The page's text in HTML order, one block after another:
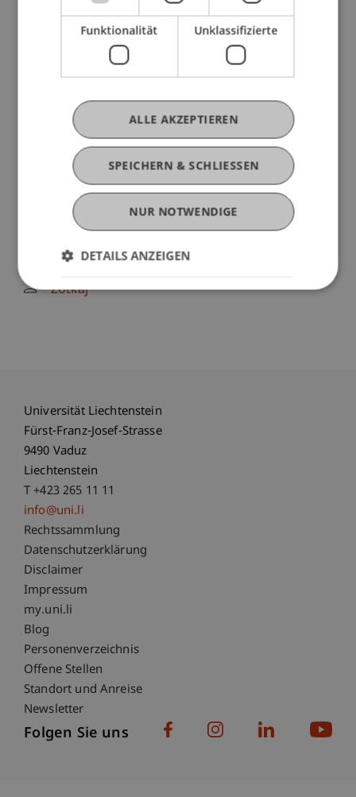
Bartel Salcher Walch
Zafirev De Nard
Zotkaj
International Private Wealth Management
International Private Wealth Management (Le)
Zotkaj
International Tax Planning of Individuals
(UHNWI) with Wealth Structures(Modul)
International Tax Planning of Individuals
(UHNWI) with Wealth Structures (Le)(Vorlesung)
Zotkaj
International Taxation of Individuals and Legal
(Modul)
International Taxation of Individuals and Legal
Zotkaj
Universität Liechtenstein
Fürst-Franz-Josef-Strasse
9490 Vaduz
Liechtenstein
T +423 265 11 11
info@uni.li
Fußzeile Rechtliche Hinweise
Rechtssammlung
Datenschutzerklärung
Disclaimer
Impressum
Fußzeile Subdomain-Verzeichnis
my.uni.li
Blog
Personenverzeichnis
Offene Stellen
Standort und Anreise
Newsletter
Folgen Sie uns
Funktionalität Unklassifizierte
SPEICHERN & SCHLIESSEN
ALLE AKZEPTIEREN
NUR NOTWENDIGE
DETAILS ANZEIGEN